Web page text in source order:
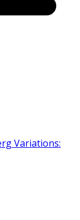
Variations: